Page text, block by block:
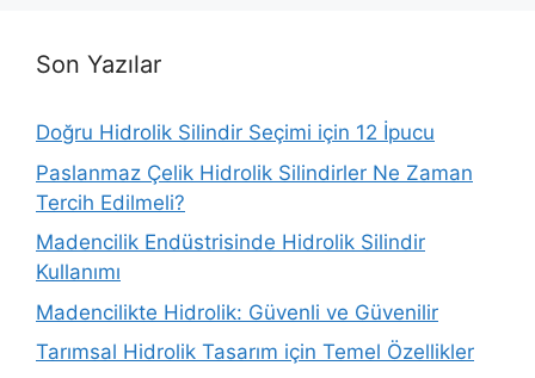
Son Yazılar
Doğru Hidrolik Silindir Seçimi için 12 İpucu
Paslanmaz Çelik Hidrolik Silindirler Ne Zaman
Tercih Edilmeli?
Madencilik Endüstrisinde Hidrolik Silindir
Kullanımı
Madencilikte Hidrolik: Güvenli ve Güvenilir
Tarımsal Hidrolik Tasarım için Temel Özellikler